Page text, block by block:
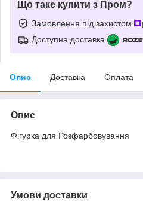
Що таке купити з Пром?
Замовлення під захистом
Доступна доставка
Опис Доставка Оплата
Опис
Фігурка для Розфарбовування
Умови доставки